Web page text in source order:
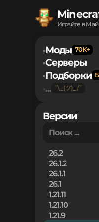
Играйте в
▪Моды
▪Серверы
▪Подборки
...
Версии
26.2
26.1.2
26.1.1
26.1
1.21.11
1.21.10
1.21.9